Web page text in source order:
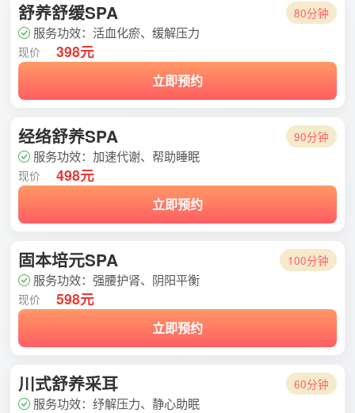
舒养舒缓SPA 80分钟
服务功效：活血化瘀、缓解压力
现价 398元
立即预约
经络舒养SPA 90分钟
服务功效：加速代谢、帮助睡眠
现价 498元
立即预约
固本培元SPA 100分钟
服务功效：强腰护肾、阴阳平衡
现价 598元
立即预约
川式舒养采耳 60分钟
服务功效：纾解压力、静心助眠